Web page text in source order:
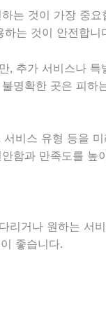
는 것이 가장 중요
는 것이 안전합니
, 추가 서비스나 특
명확한 곳은 피하
비스 유형 등을
함과 만족도를 높
리거나 원하는 서
좋습니다.